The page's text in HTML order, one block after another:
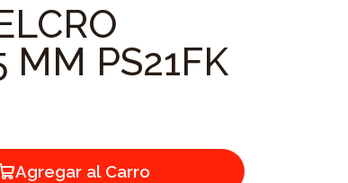
MM PS21FK
Agregar al Carro